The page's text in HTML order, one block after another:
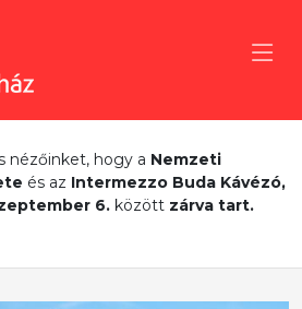
nézőinket, hogy a Nemzeti
és az Intermezzo Buda Kávézó,
6. között zárva tart.